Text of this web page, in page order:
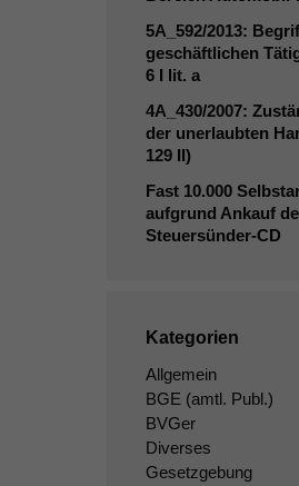
5A_592/2013:
geschäftlichen
6 I lit. a
4A_430/2007:
der unerlaubten
129 II)
Fast 10.000
aufgrund Ankauf
Steuersünder-CD
Kategorien
Allgemein
BGE (amtl. Publ.)
BVGer
Diverses
Gesetzgebung